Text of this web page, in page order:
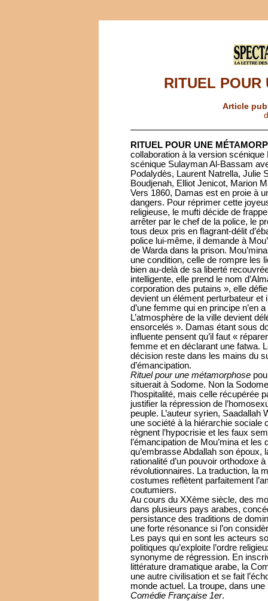
RITUEL POUR
Article
RITUEL POUR UNE
collaboration à la version
scénique Sulayman Al-Bassam
Podalydès, Laurent Natrella, Julie
Boudjenah, Elliot Jenicot, Marion
Vers 1860, Damas est en proie à
dangers. Pour réprimer cette
religieuse, le mufti décide de
arrêter par le chef de la police, le
tous deux pris en flagrant-délit
police lui-même, il demande à
de Warda dans la prison.
une condition, celle de rompre les
bien au-delà de sa liberté
intelligente, elle prend le nom
corporation des putains », elle
devient un élément perturbateur et
d’une femme qui en principe n’en
L’atmosphère de la ville devient
ensorcelés ». Damas étant sous
influente pensent qu’il faut «
femme et en déclarant une fatwa.
décision reste dans les mains du
d’émancipation.
Rituel pour une métamorphose
situerait à Sodome. Non la
l’hospitalité, mais celle récupérée
justifier la répression de
peuple. L’auteur syrien,
une société à la hiérarchie sociale
règnent l’hypocrisie et les faux
l’émancipation de Mou’mina et
qu’embrasse Abdallah son
rationalité d’un pouvoir orthodoxe
révolutionnaires. La traduction, la
costumes reflètent parfaitement
coutumiers.
Au cours du XXème siècle, des
dans plusieurs pays arabes,
persistance des traditions de
une forte résonance si l’on
Les pays qui en sont les acteurs
politiques qu’exploite l’ordre
synonyme de régression. En
littérature dramatique arabe, la
une autre civilisation et se fait
monde actuel. La troupe, dans
Comédie Française 1er.